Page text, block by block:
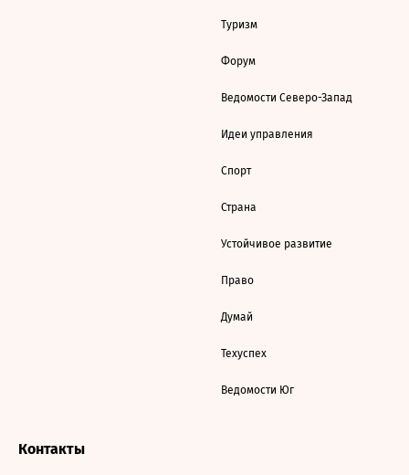
Туризм
Форум
Ведомости Северо-Запад
Идеи управления
Спорт
Страна
Устойчивое развитие
Право
Думай
Техуспех
Ведомости Юг
Контакты